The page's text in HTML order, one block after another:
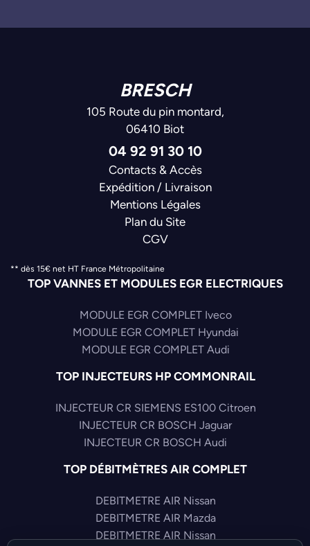
BRESCH
105 Route du pin montard,
06410 Biot
04 92 91 30 10
Contacts & Accès
Expédition / Livraison
Mentions Légales
Plan du Site
CGV
** dès 15€ net HT France Métropolitaine
TOP VANNES ET MODULES EGR ELECTRIQUES
MODULE EGR COMPLET Iveco
MODULE EGR COMPLET Hyundai
MODULE EGR COMPLET Audi
TOP INJECTEURS HP COMMONRAIL
INJECTEUR CR SIEMENS ES100 Citroen
INJECTEUR CR BOSCH Jaguar
INJECTEUR CR BOSCH Audi
TOP DÉBITMÈTRES AIR COMPLET
DEBITMETRE AIR Nissan
DEBITMETRE AIR Mazda
DEBITMETRE AIR Nissan